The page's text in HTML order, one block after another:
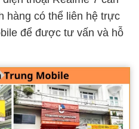
hàng có thể liên hệ trực
để được tư vấn và hỗ